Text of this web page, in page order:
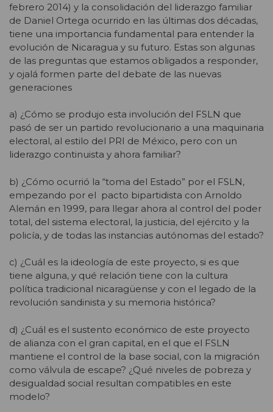
febrero 2014) y la consolidación del liderazgo familiar
de Daniel Ortega ocurrido en las últimas dos décadas,
tiene una importancia fundamental para entender la
evolución de Nicaragua y su futuro. Estas son algunas
de las preguntas que estamos obligados a responder,
y ojalá formen parte del debate de las nuevas
generaciones
a) ¿Cómo se produjo esta involución del FSLN que
pasó de ser un partido revolucionario a una maquinaria
electoral, al estilo del PRI de México, pero con un
liderazgo continuista y ahora familiar?
b) ¿Cómo ocurrió la “toma del Estado” por el FSLN,
empezando por el pacto bipartidista con Arnoldo
Alemán en 1999, para llegar ahora al control del poder
total, del sistema electoral, la justicia, del ejército y la
policía, y de todas las instancias autónomas del estado?
c) ¿Cuál es la ideología de este proyecto, si es que
tiene alguna, y qué relación tiene con la cultura
política tradicional nicaragüense y con el legado de la
revolución sandinista y su memoria histórica?
d) ¿Cuál es el sustento económico de este proyecto
de alianza con el gran capital, en el que el FSLN
mantiene el control de la base social, con la migración
como válvula de escape? ¿Qué niveles de pobreza y
desigualdad social resultan compatibles en este
modelo?